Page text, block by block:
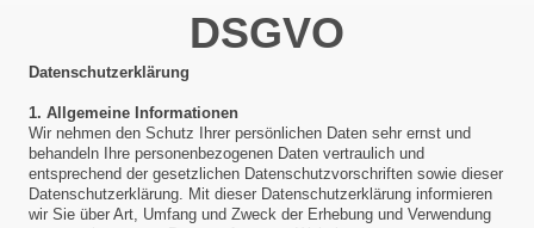
DSGVO
Datenschutzerklärung
1. Allgemeine Informationen
Wir nehmen den Schutz Ihrer persönlichen Daten sehr ernst und
behandeln Ihre personenbezogenen Daten vertraulich und
entsprechend der gesetzlichen Datenschutzvorschriften sowie dieser
Datenschutzerklärung. Mit dieser Datenschutzerklärung informieren
wir Sie über Art, Umfang und Zweck der Erhebung und Verwendung